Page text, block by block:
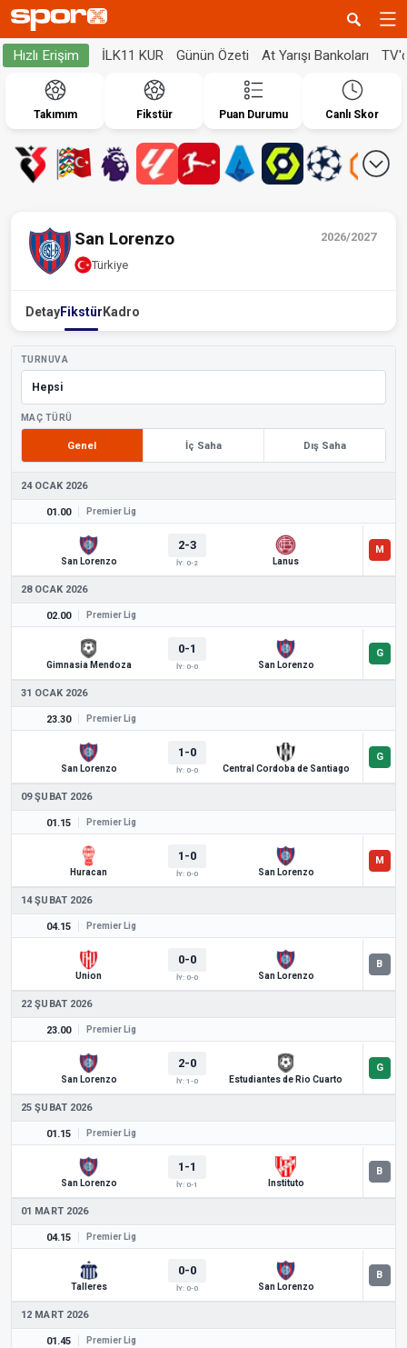
Hızlı Erişim İLK11 KUR Günün Özeti At Yarışı Bankoları
Takımım Fikstür Puan Durumu Canlı Skor
2026/2027
San Lorenzo
Türkiye
DetayFikstür Kadro
TURNUVA
MAÇ TÜRÜ
Genel İç Saha Dış Saha
24 OCAK 2026
01.00 Premier Lig
San Lorenzo
2-3
İY: 0-2 Lanus
28 OCAK 2026
02.00 Premier Lig
Gimnasia Mendoza
0-1
İY: 0-0 San Lorenzo
31 OCAK 2026
23.30 Premier Lig
San Lorenzo
1-0
İY: 0-0 Central Cordoba de Santiago
09 ŞUBAT 2026
01.15 Premier Lig
Huracan
1-0
İY: 0-0 San Lorenzo
14 ŞUBAT 2026
04.15 Premier Lig
Union
0-0
İY: 0-0 San Lorenzo
22 ŞUBAT 2026
23.00 Premier Lig
San Lorenzo
2-0
İY: 1-0 Estudiantes de Rio Cuarto
25 ŞUBAT 2026
01.15 Premier Lig
San Lorenzo
1-1
İY: 0-1 Instituto
01 MART 2026
04.15 Premier Lig
Talleres
0-0
İY: 0-0 San Lorenzo
12 MART 2026
01.45 Premier Lig